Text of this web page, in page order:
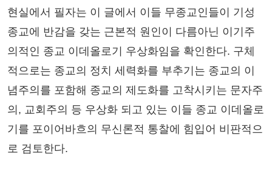
현실에서 필자는 이 글에서 이들 무종교인들이 기성
종교에 반감을 갖는 근본적 원인이 다름아닌 이기주
의적인 종교 이데올로기 우상화임을 확인한다. 구체
적으로는 종교의 정치 세력화를 부추기는 종교의 이
념주의를 포함해 종교의 제도화를 고착시키는 문자주
의, 교회주의 등 우상화 되고 있는 이들 종교 이데올로
기를 포이어바흐의 무신론적 통찰에 힘입어 비판적으
로 검토한다.